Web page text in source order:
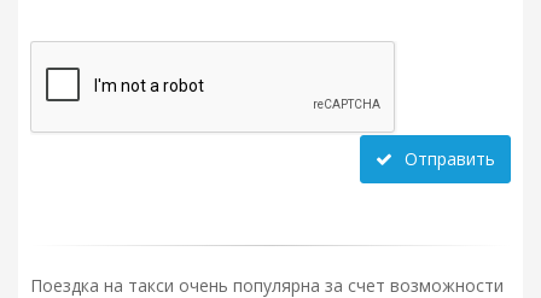
Отправить
Поездка на такси очень популярна за счет возможности